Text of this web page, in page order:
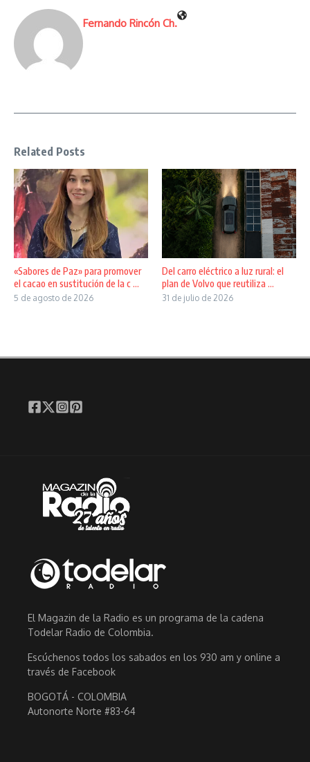
Fernando Rincón Ch.
Related Posts
«Sabores de Paz» para promover
el cacao en sustitución de la c ...
5 de agosto de 2026
Del carro eléctrico a luz rural: el
plan de Volvo que reutiliza ...
31 de julio de 2026
El Magazin de la Radio es un programa de la cadena
Todelar Radio de Colombia.
Escúchenos todos los sabados en los 930 am y online a
través de Facebook
BOGOTÁ - COLOMBIA
Autonorte Norte #83-64